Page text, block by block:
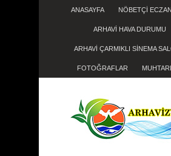
ANASAYFA NÖBETÇİ
ARHAVİ HAVA DURUMU
ARHAVİ ÇARMIKLI SİNEMA
FOTOĞRAFLAR